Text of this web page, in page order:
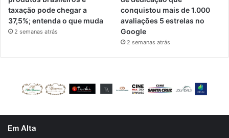
taxação pode chegar a
37,5%; entenda o que muda
2 semanas atrás
conquistou mais de 1.000
avaliações 5 estrelas no
Google
2 semanas atrás
Em Alta